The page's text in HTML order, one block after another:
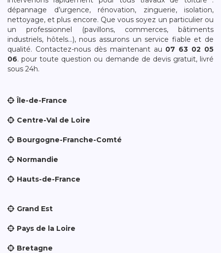
dépannage d’urgence, rénovation, zinguerie, isolation,
nettoyage, et plus encore. Que vous soyez un particulier ou
un professionnel (pavillons, commerces, bâtiments
industriels, hôtels…), nous assurons un service fiable et de
qualité. Contactez-nous dès maintenant au 07 63 02 05
06. pour toute question ou demande de devis gratuit, livré
sous 24h.
Île-de-France
Centre-Val de Loire
Bourgogne-Franche-Comté
Normandie
Hauts-de-France
Grand Est
Pays de la Loire
Bretagne